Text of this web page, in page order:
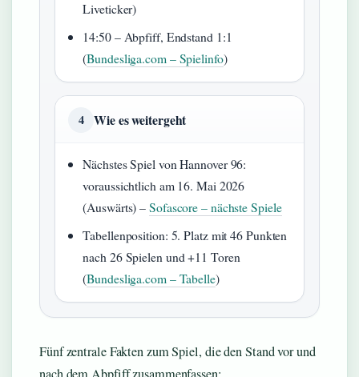
Liveticker)
14:50 – Abpfiff, Endstand 1:1
(Bundesliga.com – Spielinfo)
4 Wie es weitergeht
Nächstes Spiel von Hannover 96:
voraussichtlich am 16. Mai 2026
(Auswärts) –Sofascore – nächste Spiele
Tabellenposition: 5. Platz mit 46 Punkten
nach 26 Spielen und +11 Toren
(Bundesliga.com – Tabelle)
Fünf zentrale Fakten zum Spiel, die den Stand vor und